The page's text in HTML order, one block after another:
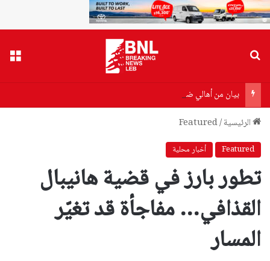
بيان من أهالي ضحايا مرفأ بيروت إلى وزير الصحة…هذا ما جاء فيه!
الرئيسية/
Featured
Featured أخبار محلية
تطور بارز في قضية هانيبال
القذافي… مفاجأة قد تغيّر
المسار